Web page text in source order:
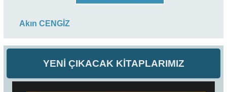
YENİ ÇIKACAK KİTAPLARIMIZ
Akın CENGİZ